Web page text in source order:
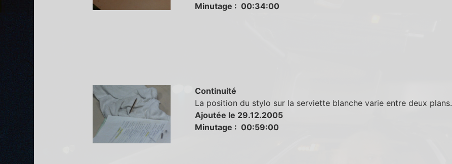
Minutage : 00:34:00
Continuité
La position du stylo sur la serviette blanche varie entre deux plans.
Ajoutée le 29.12.2005
Minutage : 00:59:00